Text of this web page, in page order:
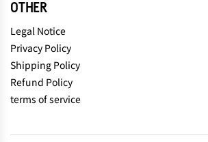
OTHER
Legal Notice
Privacy Policy
Shipping Policy
Refund Policy
terms of service